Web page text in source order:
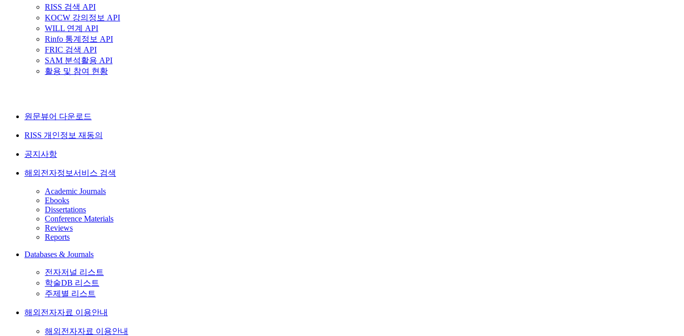
RISS 검색 API
KOCW 강의정보 API
WILL 연계 API
Rinfo 통계정보 API
FRIC 검색 API
SAM 분석활용 API
활용 및 참여 현황
원문뷰어 다운로드
RISS 개인정보 재동의
공지사항
해외전자정보서비스 검색
Academic Journals
Ebooks
Dissertations
Conference Materials
Reviews
Reports
Databases & Journals
전자저널 리스트
학술DB 리스트
주제별 리스트
해외전자자료 이용안내
해외전자자료 이용안내